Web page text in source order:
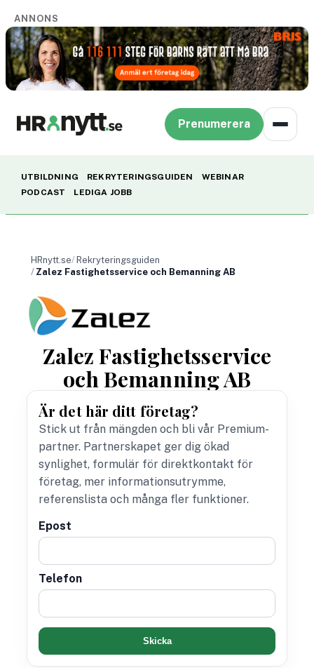
ANNONS
Prenumerera
UTBILDNING REKRYTERINGSGUIDEN
WEBINAR
PODCAST
LEDIGA JOBB
HRnytt.se
Rekryteringsguiden
Zalez Fastighetsservice och Bemanning AB
Zalez Fastighetsservice
och Bemanning AB
Är det här ditt företag?
Stick ut från mängden och bli vår Premium-
partner. Partnerskapet ger dig ökad
synlighet, formulär för direktkontakt för
företag, mer informationsutrymme,
referenslista och många fler funktioner.
Epost
Telefon
Skicka